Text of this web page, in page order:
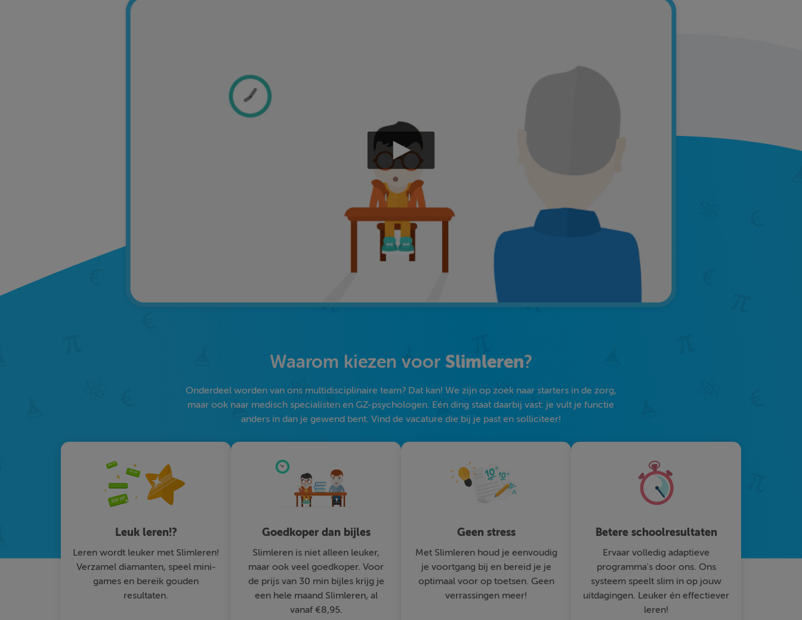
Waarom kiezen voor Slimleren?
Onderdeel worden van ons multidisciplinaire team? Dat kan! We zijn op zoek naar starters in de zorg,
maar ook naar medisch specialisten en GZ-psychologen. Eén ding staat daarbij vast: je vult je functie
anders in dan je gewend bent. Vind de vacature die bij je past en solliciteer!
Leuk leren!?
Leren wordt leuker met Slimleren!
Verzamel diamanten, speel mini-
games en bereik gouden
resultaten.
Goedkoper dan bijles
Slimleren is niet alleen leuker,
maar ook veel goedkoper. Voor
de prijs van 30 min bijles krijg je
een hele maand Slimleren, al
vanaf €8,95.
Geen stress
Met Slimleren houd je eenvoudig
je voortgang bij en bereid je je
optimaal voor op toetsen. Geen
verrassingen meer!
Betere schoolresultaten
Ervaar volledig adaptieve
programma's door ons. Ons
systeem speelt slim in op jouw
uitdagingen. Leuker én effectiever
leren!